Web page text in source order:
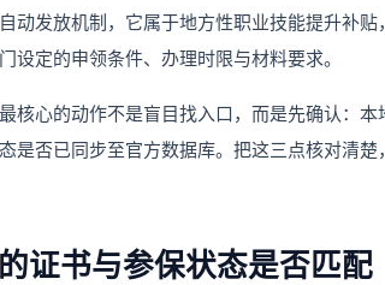
动发放机制，它属于地方性职业技能提升补
设定的申领条件、办理时限与材料要求。
核心的动作不是盲目找入口，而是先确认：
是否已同步至官方数据库。把这三点核对清楚
证书与参保状态是否匹配